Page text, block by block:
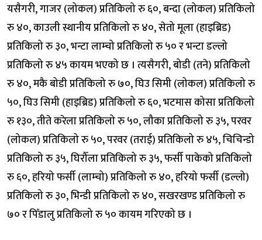
यसैगरी, गाजर (लोकल) प्रतिकिलो रु ६०, बन्दा (लोकल) प्रतिकिलो
रु ४०, काउली स्थानीय प्रतिकिलो रु ४०, सेतो मूला (हाइब्रिड)
प्रतिकिलो रु ३०, भन्टा लाम्चो प्रतिकिलो रु ५० र भन्टा डल्लो
प्रतिकिलो रु ४५ कायम भएको छ । त्यसैगरी, बोडी (तने) प्रतिकिलो
रु ४०, मकै बोडी प्रतिकिलो रु ७०, घिउ सिमी (लोकल) प्रतिकिलो रु
५०, घिउ सिमी (हाइब्रिड) प्रतिकिलो रु ६०, भटमास कोसा प्रतिकिलो
रु १३०, तीते करेला प्रतिकिलो रु ५०, लौका प्रतिकिलो रु ३५, परवर
(लोकल) प्रतिकिलो रु ५०, परवर (तराई) प्रतिकिलो रु ४५, चिचिन्डो
प्रतिकिलो रु ३५, घिरौँला प्रतिकिलो रु ३५, फर्सी पाकेको प्रतिकिलो
रु ६०, हरियो फर्सी (लाम्चो) प्रतिकिलो रु ४०, हरियो फर्सी (डल्लो)
प्रतिकिलो रु ३०, भिन्डी प्रतिकिलो रु ४०, सखरखण्ड प्रतिकिलो रु
७० र पिँडालु प्रतिकिलो रु ५० कायम गरिएको छ ।